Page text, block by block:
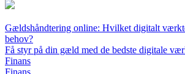
Gældshåndtering online: Hvilket digitalt
behov?
Få styr på din gæld med de bedste digitale
Finans